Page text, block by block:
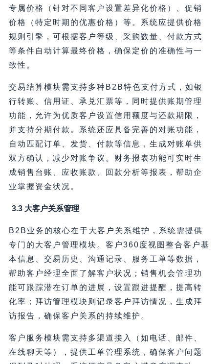
专属价格（针对不同客户设置差异化价格）、促销
价格（特定时期的优惠价格）等。系统应提供价格
规则引擎，可根据客户等级、采购数量、付款方式
等条件自动计算最终价格，确保定价的准确性与一
致性。
交易结算模块需支持多种B2B特色支付方式，如银
行转账、信用证、承兑汇票等，同时提供账期管理
功能，允许为优质客户设置信用额度与还款期限，
并支持分期付款。系统还应具备完善的对账功能，
自动匹配订单、发货、付款等信息，生成对账单供
双方确认，减少对账争议。财务报表功能可实时生
成销售台账、应收账款、回款分析等报表，帮助企
业掌握资金状况。
3.3 大客户关系管理
B2B业务的核心在于大客户关系维护，系统需提供
专门的大客户管理模块。客户360度视图整合客户基
本信息、交易历史、沟通记录、服务工单等数据，
帮助客户经理全面了解客户状况；销售机会管理功
能可跟踪潜在订单的进展，设置跟进提醒，提高转
化率；拜访管理模块则记录客户拜访情况，生成拜
访报告，确保客户关系的持续维护。
客户服务模块需支持多渠道接入（如电话、邮件、
在线聊天等），提供工单管理系统，确保客户问题